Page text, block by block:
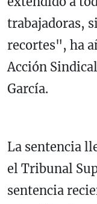
trabajadoras,
recortes", ha
Acción
García.
La sentencia
el Tribunal
sentencia